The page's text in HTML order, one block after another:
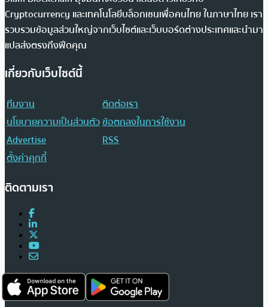
Cryptocurrency และเทคโนโลยีบล็อกเชนเพื่อคนไทย ในภาษาไทย เรา
รวบรวมข้อมูลส่วนใหญ่จากเว็บไซต์และเว็บบอร์ดต่างประเทศและนำมา
แปลส่งตรงถึงฟีดคุณ
เกี่ยวกับเว็บไซต์นี้
ทีมงาน
ติดต่อเรา
นโยบายความเป็นส่วนตัวข้อตกลงในการใช้งาน
Advertise
RSS
ตั้งค่าคุกกี้
ติดตามเรา